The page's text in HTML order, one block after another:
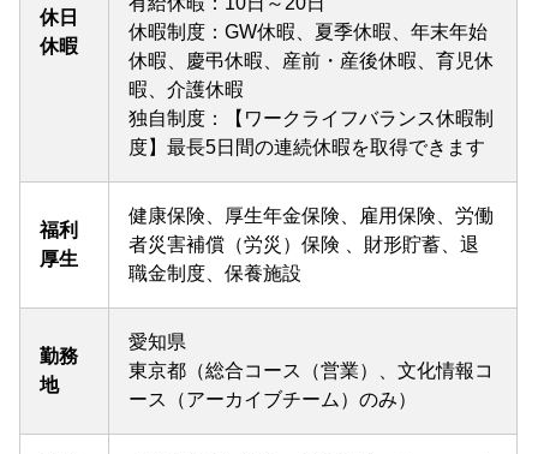
休日
休暇
休暇制度：GW休暇、夏季休暇、年末年始
休暇、慶弔休暇、産前・産後休暇、育児休
暇、介護休暇
独自制度：【ワークライフバランス休暇制
度】最長5日間の連続休暇を取得できます
福利
厚生
健康保険、厚生年金保険、雇用保険、労働
者災害補償（労災）保険 、財形貯蓄、退
職金制度、保養施設
勤務
地
愛知県
東京都（総合コース（営業）、文化情報コ
ース（アーカイブチーム）のみ）